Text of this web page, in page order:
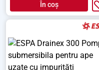
În coș